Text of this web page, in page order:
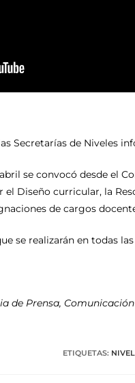
Secretarías de Niveles
se convocó desde el
Diseño curricular, la
de cargos
se realizarán en todas
de Prensa,
ETIQUETAS: